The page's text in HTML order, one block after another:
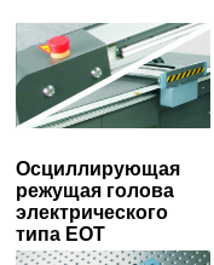
Осциллирующая
режущая голова
электрического
типа EOT